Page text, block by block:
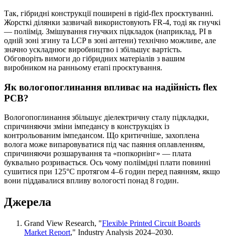
Так, гібридні конструкції поширені в rigid-flex проєктуванні.
Жорсткі ділянки зазвичай використовують FR-4, тоді як гнучкі
— поліімід. Змішування гнучких підкладок (наприклад, PI в
одній зоні згину та LCP в зоні антени) технічно можливе, але
значно ускладнює виробництво і збільшує вартість.
Обговоріть вимоги до гібридних матеріалів з вашим
виробником на ранньому етапі проєктування.
Як вологопоглинання впливає на надійність flex
PCB?
Вологопоглинання збільшує діелектричну сталу підкладки,
спричиняючи зміни імпедансу в конструкціях із
контрольованим імпедансом. Що критичніше, захоплена
волога може випаровуватися під час паяння оплавленням,
спричиняючи розшарування та «попкорнінг» — плата
буквально розривається. Ось чому поліімідні плати повинні
сушитися при 125°C протягом 4–6 годин перед паянням, якщо
вони піддавалися впливу вологості понад 8 годин.
Джерела
Grand View Research, "Flexible Printed Circuit Boards
Market Report," Industry Analysis 2024–2030.